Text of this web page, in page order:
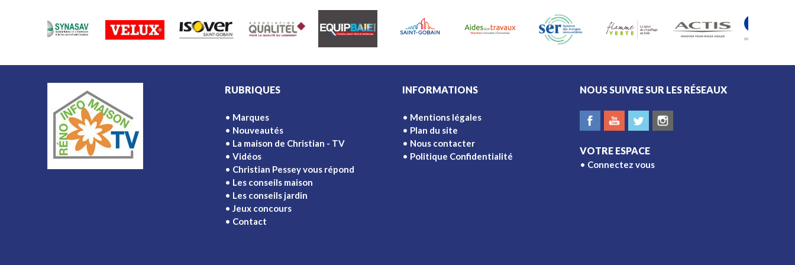
votre domicile.
RUBRIQUES
Marques
Nouveautés
La maison de Christian - TV
Vidéos
Christian Pessey vous répond
Les conseils maison
Les conseils jardin
Jeux concours
Contact
INFORMATIONS
Mentions légales
Plan du site
Nous contacter
Politique Confidentialité
NOUS SUIVRE SUR LES RÉSEAUX
VOTRE ESPACE
Connectez vous